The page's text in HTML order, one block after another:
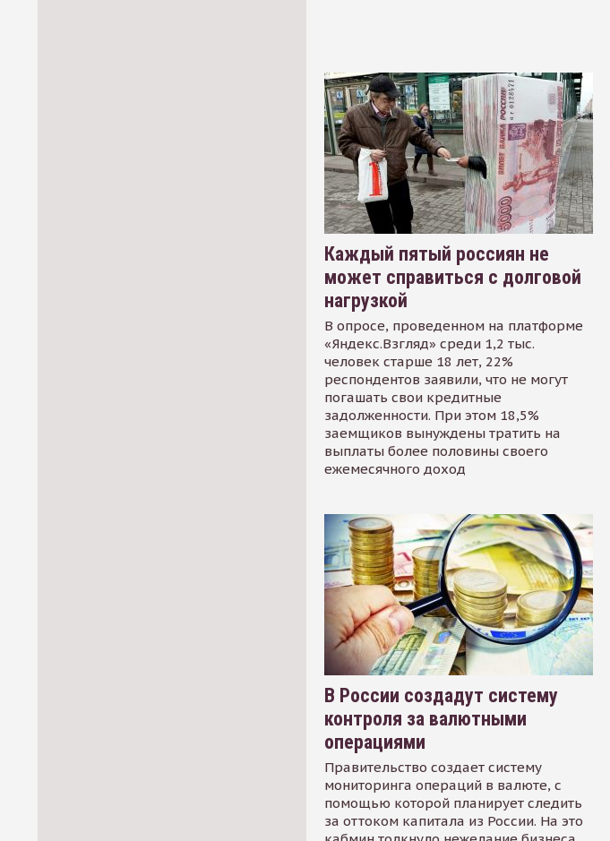
Каждый пятый россиян не
может справиться с долговой
нагрузкой
В опросе, проведенном на платформе
«Яндекс.Взгляд» среди 1,2 тыс.
человек старше 18 лет, 22%
респондентов заявили, что не могут
погашать свои кредитные
задолженности. При этом 18,5%
заемщиков вынуждены тратить на
выплаты более половины своего
ежемесячного доход
В России создадут систему
контроля за валютными
операциями
Правительство создает систему
мониторинга операций в валюте, с
помощью которой планирует следить
за оттоком капитала из России. На это